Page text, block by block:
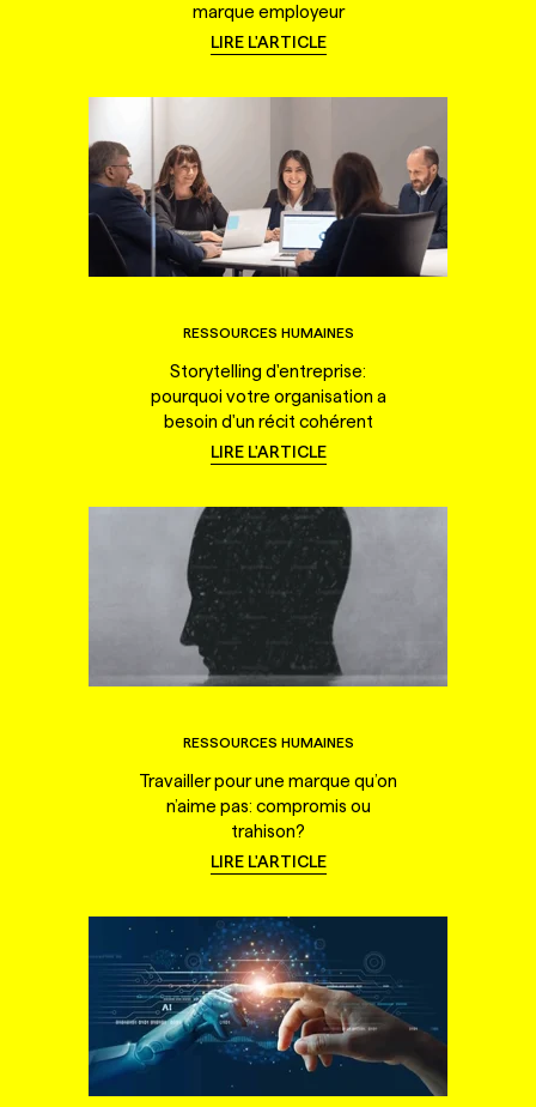
marque employeur
LIRE L'ARTICLE
RESSOURCES HUMAINES
Storytelling d'entreprise:
pourquoi votre organisation a
besoin d'un récit cohérent
LIRE L'ARTICLE
RESSOURCES HUMAINES
Travailler pour une marque qu’on
n’aime pas: compromis ou
trahison?
LIRE L'ARTICLE